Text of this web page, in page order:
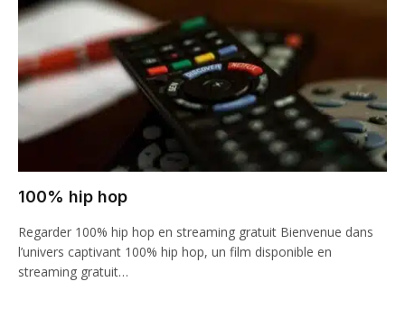
100% hip hop
Regarder 100% hip hop en streaming gratuit Bienvenue dans
l’univers captivant 100% hip hop, un film disponible en
streaming gratuit…